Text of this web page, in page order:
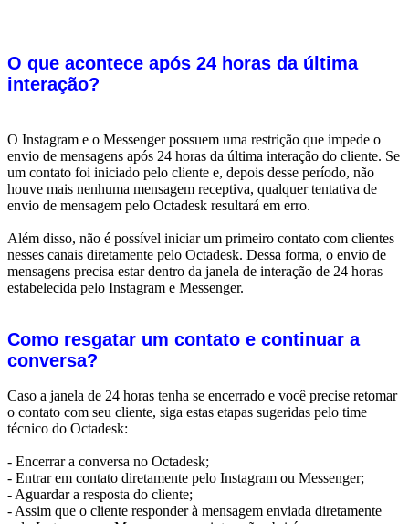
O que acontece após 24 horas da última
interação?
O Instagram e o Messenger possuem uma restrição que impede o
envio de mensagens após 24 horas da última interação do cliente. Se
um contato foi iniciado pelo cliente e, depois desse período, não
houve mais nenhuma mensagem receptiva, qualquer tentativa de
envio de mensagem pelo Octadesk resultará em erro.
Além disso, não é possível iniciar um primeiro contato com clientes
nesses canais diretamente pelo Octadesk. Dessa forma, o envio de
mensagens precisa estar dentro da janela de interação de 24 horas
estabelecida pelo Instagram e Messenger.
Como resgatar um contato e continuar a
conversa?
Caso a janela de 24 horas tenha se encerrado e você precise retomar
o contato com seu cliente, siga estas etapas sugeridas pelo time
técnico do Octadesk:
- Encerrar a conversa no Octadesk;
- Entrar em contato diretamente pelo Instagram ou Messenger;
- Aguardar a resposta do cliente;
- Assim que o cliente responder à mensagem enviada diretamente